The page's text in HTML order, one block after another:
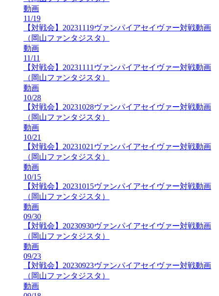
動画
11/19
【対戦会】20231119ヴァンパイアセイヴァー対戦動画
（岡山ファンタジスタ）
動画
11/11
【対戦会】20231111ヴァンパイアセイヴァー対戦動画
（岡山ファンタジスタ）
動画
10/28
【対戦会】20231028ヴァンパイアセイヴァー対戦動画
（岡山ファンタジスタ）
動画
10/21
【対戦会】20231021ヴァンパイアセイヴァー対戦動画
（岡山ファンタジスタ）
動画
10/15
【対戦会】20231015ヴァンパイアセイヴァー対戦動画
（岡山ファンタジスタ）
動画
09/30
【対戦会】20230930ヴァンパイアセイヴァー対戦動画
（岡山ファンタジスタ）
動画
09/23
【対戦会】20230923ヴァンパイアセイヴァー対戦動画
（岡山ファンタジスタ）
動画